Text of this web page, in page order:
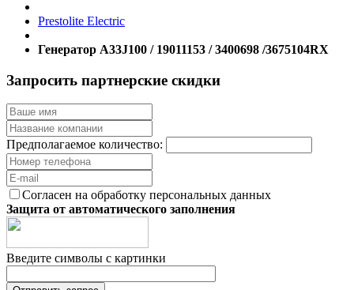
Prestolite Electric
Генератор A33J100 / 19011153 / 3400698 /3675104RX
Запросить партнерские скидки
Предполагаемое количество:
Согласен на обработку персональных данных
Защита от автоматического заполнения
Введите символы с картинки